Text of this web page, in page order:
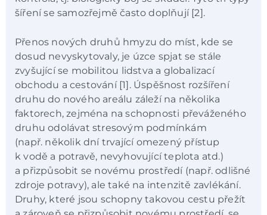
šíření se samozřejmě často doplňují [2].
Přenos nových druhů hmyzu do míst, kde se
dosud nevyskytovaly, je úzce spjat se stále
zvyšující se mobilitou lidstva a globalizací
obchodu a cestování [1]. Úspěšnost rozšíření
druhu do nového areálu záleží na několika
faktorech, zejména na schopnosti převáženého
druhu odolávat stresovým podmínkám
(např. několik dní trvající omezený přístup
k vodě a potravě, nevyhovující teplota atd.)
a přizpůsobit se novému prostředí (např. odlišné
zdroje potravy), ale také na intenzitě zavlékání.
Druhy, které jsou schopny takovou cestu přežít